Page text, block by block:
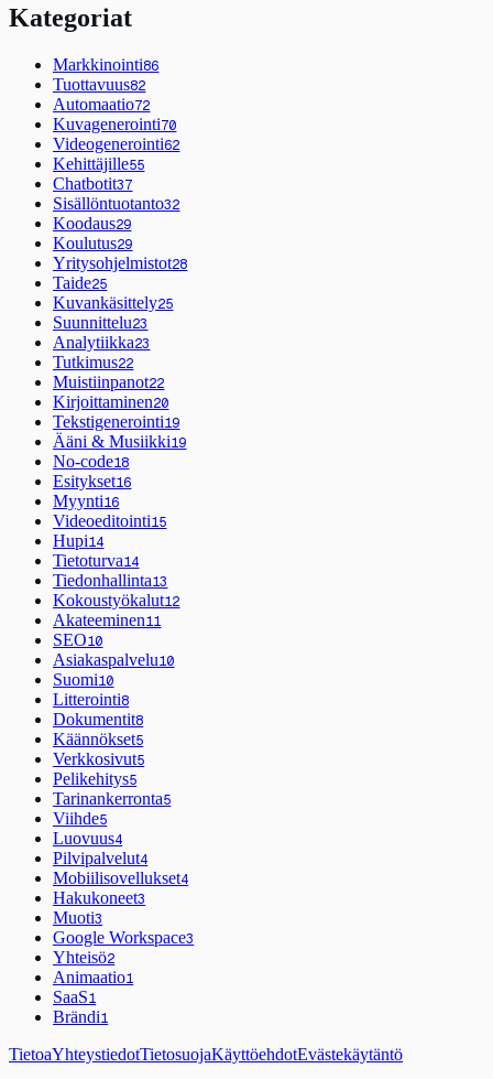
Kategoriat
Markkinointi86
Tuottavuus82
Automaatio72
Kuvagenerointi70
Videogenerointi62
Kehittäjille55
Chatbotit37
Sisällöntuotanto32
Koodaus29
Koulutus29
Yritysohjelmistot28
Taide25
Kuvankäsittely25
Suunnittelu23
Analytiikka23
Tutkimus22
Muistiinpanot22
Kirjoittaminen20
Tekstigenerointi19
Ääni & Musiikki19
No-code18
Esitykset16
Myynti16
Videoeditointi15
Hupi14
Tietoturva14
Tiedonhallinta13
Kokoustyökalut12
Akateeminen11
SEO10
Asiakaspalvelu10
Suomi10
Litterointi8
Dokumentit8
Käännökset5
Verkkosivut5
Pelikehitys5
Tarinankerronta5
Viihde5
Luovuus4
Pilvipalvelut4
Mobiilisovellukset4
Hakukoneet3
Muoti3
Google Workspace3
Yhteisö2
Animaatio1
SaaS1
Brändi1
TietoaYhteystiedotTietosuojaKäyttöehdotEvästekäytäntö